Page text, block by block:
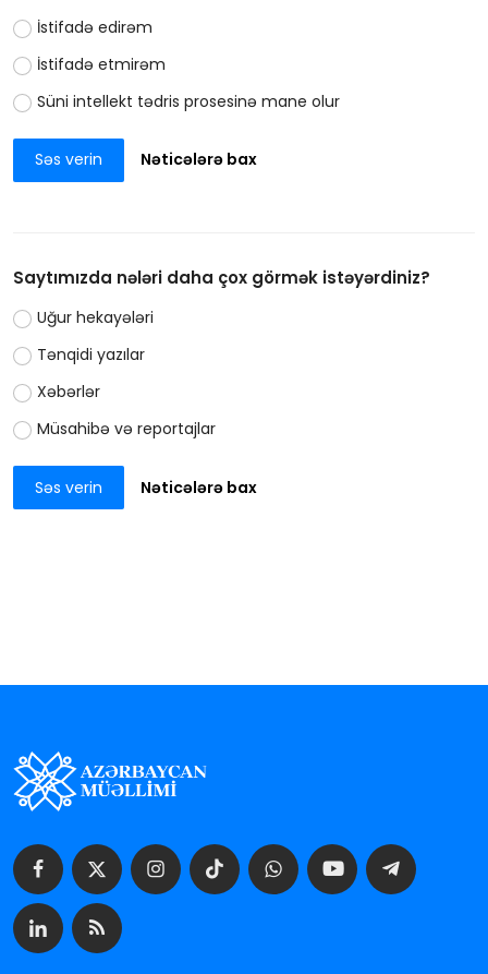
İstifadə edirəm
İstifadə etmirəm
Süni intellekt tədris prosesinə mane olur
Səs verin Nəticələrə bax
Saytımızda nələri daha çox görmək istəyərdiniz?
Uğur hekayələri
Tənqidi yazılar
Xəbərlər
Müsahibə və reportajlar
Səs verin Nəticələrə bax